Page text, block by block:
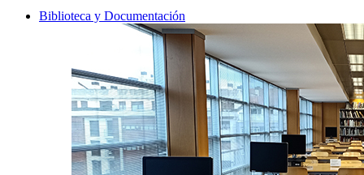
Biblioteca y Documentación